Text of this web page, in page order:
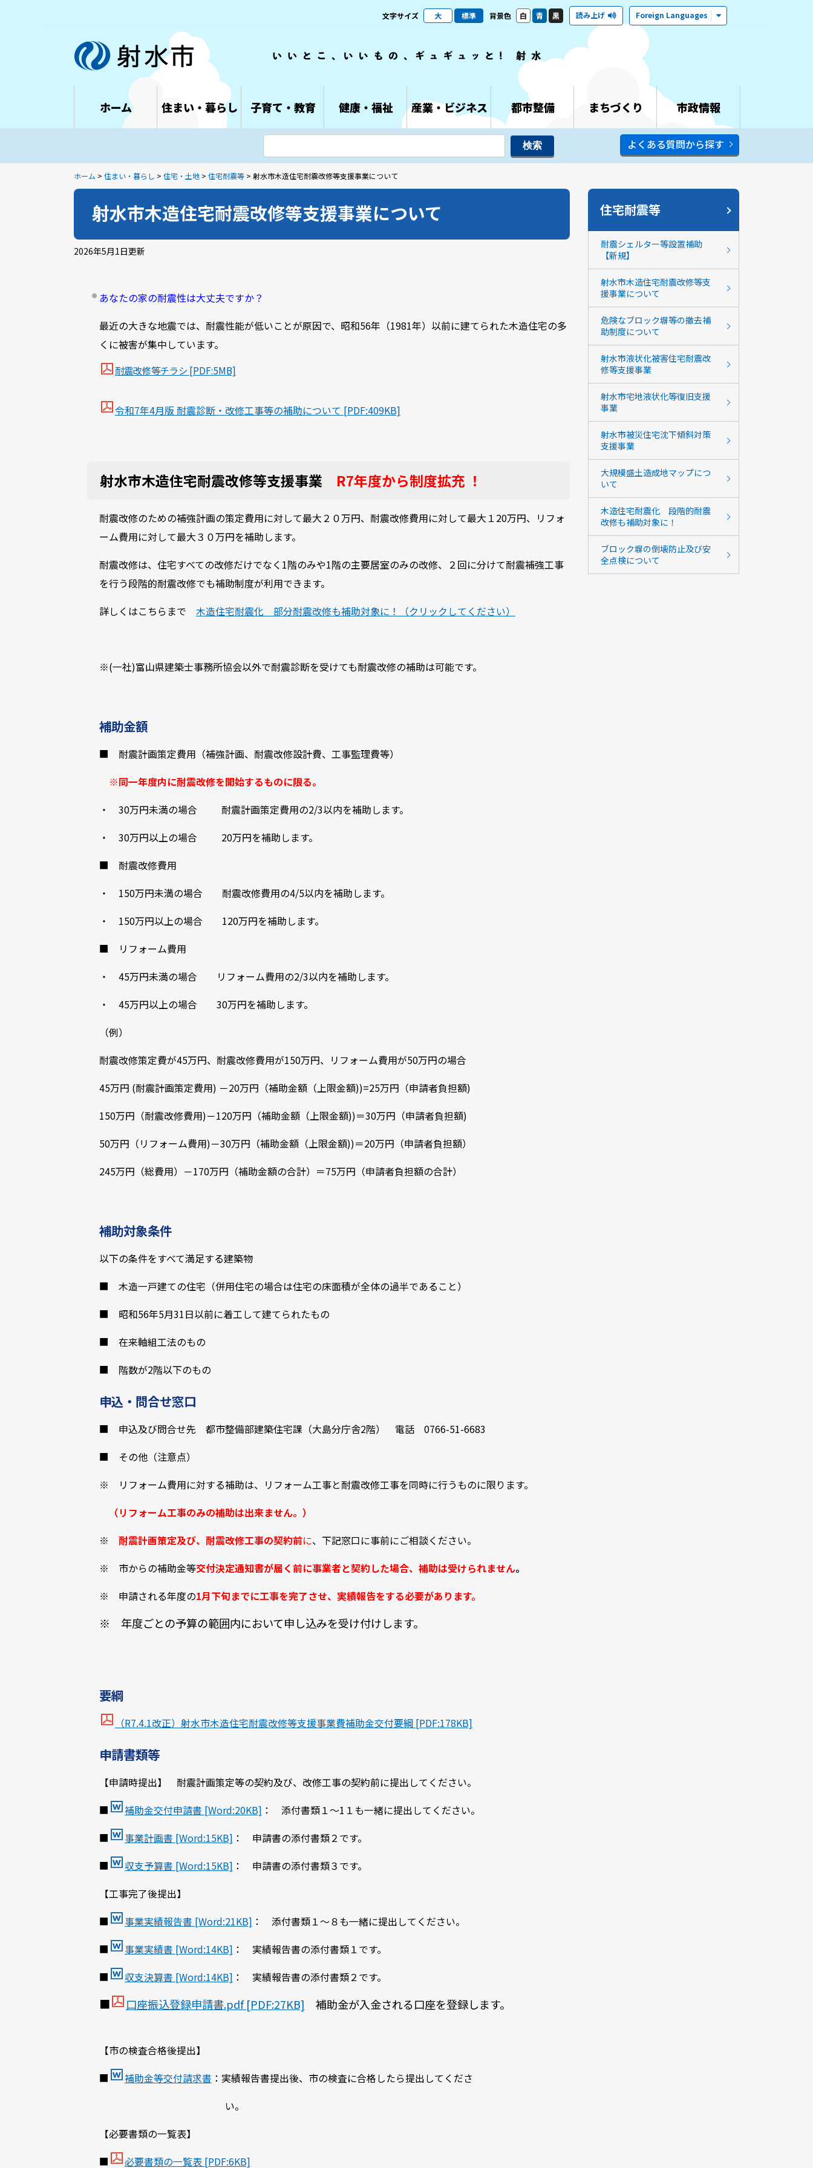
文字サイズ 大 標準 背景色 白 青 黒 読み上げ Foreign Languages
ホーム 住まい・暮らし 子育て・教育 健康・福祉 産業・ビジネス 都市整備 まちづくり 市政情報
よくある質問から探す
ホーム > 住まい・暮らし > 住宅・土地 > 住宅耐震等 > 射水市木造住宅耐震改修等支援事業について
射水市木造住宅耐震改修等支援事業について
2026年5月1日更新
あなたの家の耐震性は大丈夫ですか？
最近の大きな地震では、耐震性能が低いことが原因で、昭和56年（1981年）以前に建てられた木造住宅の多
くに被害が集中しています。
耐震改修等チラシ [PDF:5MB]
令和7年4月版 耐震診断・改修工事等の補助について [PDF:409KB]
射水市木造住宅耐震改修等支援事業 R7年度から制度拡充 ！
耐震改修のための補強計画の策定費用に対して最大２０万円、耐震改修費用に対して最大１20万円、リフォ
ーム費用に対して最大３０万円を補助します。
耐震改修は、住宅すべての改修だけでなく1階のみや1階の主要居室のみの改修、２回に分けて耐震補強工事
を行う段階的耐震改修でも補助制度が利用できます。
詳しくはこちらまで 木造住宅耐震化 部分耐震改修も補助対象に！（クリックしてください）
※(一社)富山県建築士事務所協会以外で耐震診断を受けても耐震改修の補助は可能です。
補助金額
■ 耐震計画策定費用（補強計画、耐震改修設計費、工事監理費等）
※同一年度内に耐震改修を開始するものに限る。
・ 30万円未満の場合 耐震計画策定費用の2/3以内を補助します。
・ 30万円以上の場合 20万円を補助します。
■ 耐震改修費用
・ 150万円未満の場合 耐震改修費用の4/5以内を補助します。
・ 150万円以上の場合 120万円を補助します。
■ リフォーム費用
・ 45万円未満の場合 リフォーム費用の2/3以内を補助します。
・ 45万円以上の場合 30万円を補助します。
（例）
耐震改修策定費が45万円、耐震改修費用が150万円、リフォーム費用が50万円の場合
45万円 (耐震計画策定費用) －20万円（補助金額（上限金額))=25万円（申請者負担額)
150万円（耐震改修費用)－120万円（補助金額（上限金額))＝30万円（申請者負担額)
50万円（リフォーム費用)－30万円（補助金額（上限金額))＝20万円（申請者負担額）
245万円（総費用）－170万円（補助金額の合計）＝75万円（申請者負担額の合計）
補助対象条件
以下の条件をすべて満足する建築物
■ 木造一戸建ての住宅（併用住宅の場合は住宅の床面積が全体の過半であること）
■ 昭和56年5月31日以前に着工して建てられたもの
■ 在来軸組工法のもの
■ 階数が2階以下のもの
申込・問合せ窓口
■ 申込及び問合せ先 都市整備部建築住宅課（大島分庁舎2階） 電話 0766-51-6683
■ その他（注意点）
※ リフォーム費用に対する補助は、リフォーム工事と耐震改修工事を同時に行うものに限ります。
（リフォーム工事のみの補助は出来ません。）
※ 耐震計画策定及び、耐震改修工事の契約前に、下記窓口に事前にご相談ください。
※ 市からの補助金等交付決定通知書が届く前に事業者と契約した場合、補助は受けられません。
※ 申請される年度の1月下旬までに工事を完了させ、実績報告をする必要があります。
※ 年度ごとの予算の範囲内において申し込みを受け付けします。
要綱
（R7.4.1改正）射水市木造住宅耐震改修等支援事業費補助金交付要綱 [PDF:178KB]
申請書類等
【申請時提出】 耐震計画策定等の契約及び、改修工事の契約前に提出してください。
■
補助金交付申請書 [Word:20KB] ： 添付書類１～1１も一緒に提出してください。
■
事業計画書 [Word:15KB] ： 申請書の添付書類２です。
■
収支予算書 [Word:15KB] ： 申請書の添付書類３です。
【工事完了後提出】
■
事業実績報告書 [Word:21KB] ： 添付書類１～８も一緒に提出してください。
■
事業実績書 [Word:14KB] ： 実績報告書の添付書類１です。
■
収支決算書 [Word:14KB] ： 実績報告書の添付書類２です。
■ 口座振込登録申請書.pdf [PDF:27KB] 補助金が入金される口座を登録します。
【市の検査合格後提出】
■
補助金等交付請求書 ：実績報告書提出後、市の検査に合格したら提出してくださ
い。
【必要書類の一覧表】
■
必要書類の一覧表 [PDF:6KB]
住宅耐震等
耐震シェルター等設置補助
【新規】
射水市木造住宅耐震改修等支
援事業について
危険なブロック塀等の撤去補
助制度について
射水市液状化被害住宅耐震改
修等支援事業
射水市宅地液状化等復旧支援
事業
射水市被災住宅沈下傾斜対策
支援事業
大規模盛土造成地マップにつ
いて
木造住宅耐震化 段階的耐震
改修も補助対象に！
ブロック塀の倒壊防止及び安
全点検について